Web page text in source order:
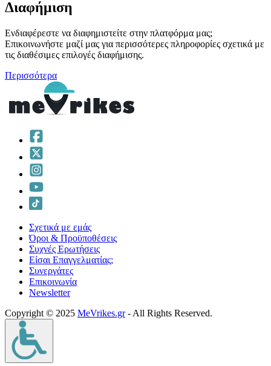
Διαφήμιση
Ενδιαφέρεστε να διαφημιστείτε στην πλατφόρμα μας;
Επικοινωνήστε μαζί μας για περισσότερες πληροφορίες σχετικά με
τις διαθέσιμες επιλογές διαφήμισης.
Περισσότερα
Σχετικά με εμάς
Όροι & Προϋποθέσεις
Συχνές Ερωτήσεις
Είσαι Επαγγελματίας;
Συνεργάτες
Επικοινωνία
Νewsletter
Copyright © 2025 MeVrikes.gr- All Rights Reserved.